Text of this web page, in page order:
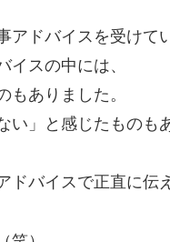
アドバイスを受けて
イスの中には、
もありました。
い」と感じたものも
ドバイスで正直に伝